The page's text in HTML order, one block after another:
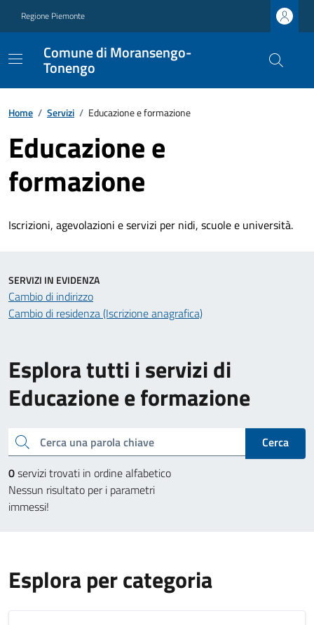
Regione Piemonte
Comune di Moransengo-
Tonengo
Home / Servizi / Educazione e formazione
Educazione e
formazione
Iscrizioni, agevolazioni e servizi per nidi, scuole e università.
Esplora tutti i servizi di
Educazione e formazione
Cerca una parola chiave
Cerca
0servizi trovati in ordine alfabetico
Nessun risultato per i parametri
immessi!
SERVIZI IN EVIDENZA
Cambio di indirizzo
Cambio di residenza (Iscrizione anagrafica)
Esplora per categoria